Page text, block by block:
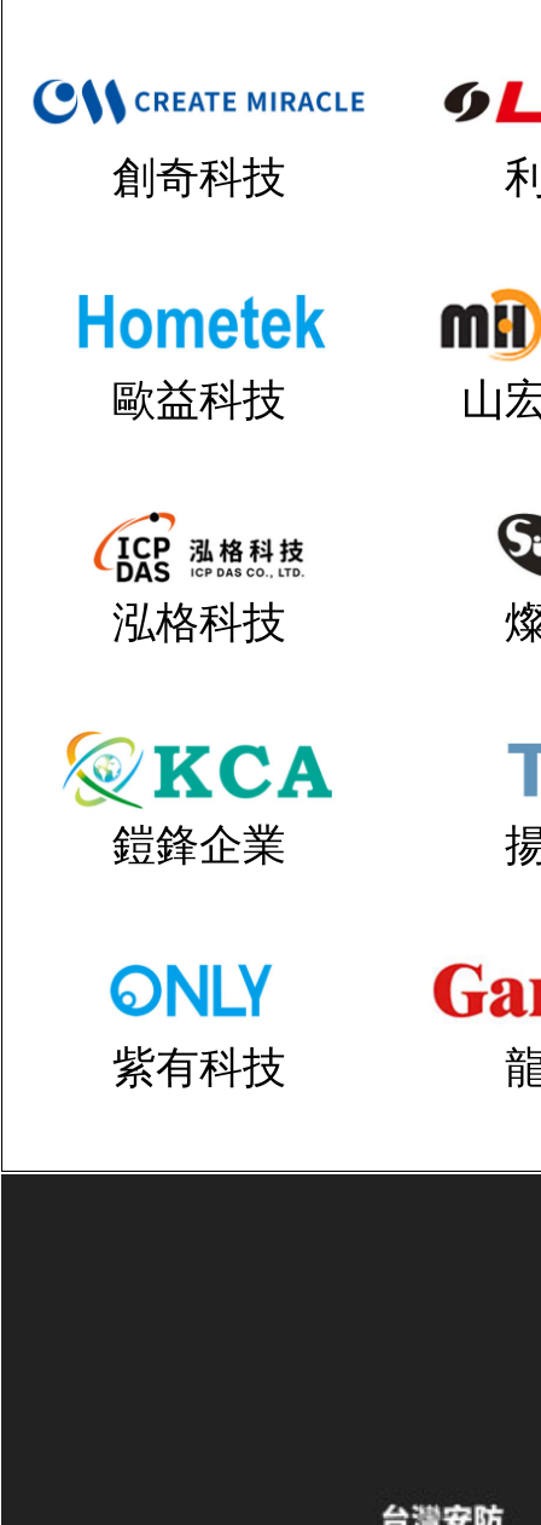
創奇科技
歐益科技 山
泓格科技
鎧鋒企業
紫有科技